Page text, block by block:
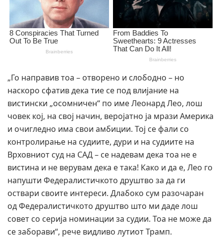
„Го направив тоа – отворено и слободно – но
наскоро сфатив дека тие се под влијание на
вистински „осомничен“ по име Леонард Лео, лош
човек кој, на свој начин, веројатно ја мрази Америка
и очигледно има свои амбиции. Тој се фали со
контролирање на судиите, дури и на судиите на
Врховниот суд на САД – се надевам дека тоа не е
вистина и не верувам дека е така! Како и да е, Лео го
напушти Федералистичкото друштво за да ги
оствари своите интереси. Длабоко сум разочаран
од Федералистичкото друштво што ми даде лош
совет со серија номинации за судии. Тоа не може да
се заборави“, рече видливо лутиот Трамп.